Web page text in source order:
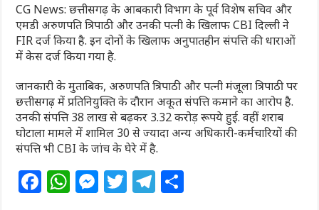
CG News: छत्तीसगढ़ के आबकारी विभाग के पूर्व विशेष सचिव और
एमडी अरुणपति त्रिपाठी और उनकी पत्नी के खिलाफ CBI दिल्ली ने
FIR दर्ज किया है. इन दोनों के खिलाफ अनुपातहीन संपत्ति की धाराओं
में केस दर्ज किया गया है.
जानकारी के मुताबिक, अरुणपति त्रिपाठी और पत्नी मंजूला त्रिपाठी पर
छत्तीसगढ़ में प्रतिनियुक्ति के दौरान अकूत संपत्ति कमाने का आरोप है.
उनकी संपत्ति 38 लाख से बढ़कर 3.32 करोड़ रूपये हुई. वहीं शराब
घोटाला मामले में शामिल 30 से ज्यादा अन्य अधिकारी-कर्मचारियों की
संपत्ति भी CBI के जांच के घेरे में है.
F W M T T